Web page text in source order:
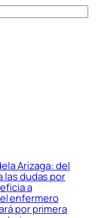
Arizaga: del
las dudas por
a
enfermero
por primera